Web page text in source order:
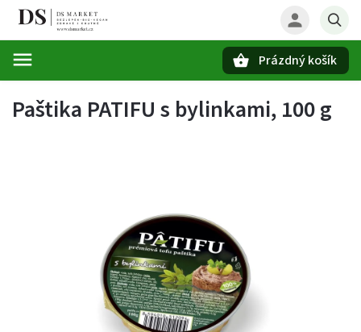
Prázdný košík
Paštika PATIFU s bylinkami, 100 g